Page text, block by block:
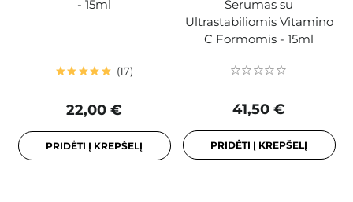
- 15ml
17
22,00 €
PRIDĖTI Į KREPŠELĮ
Serumas su
Ultrastabiliomis Vitamino
C Formomis - 15ml
41,50 €
PRIDĖTI Į KREPŠELĮ